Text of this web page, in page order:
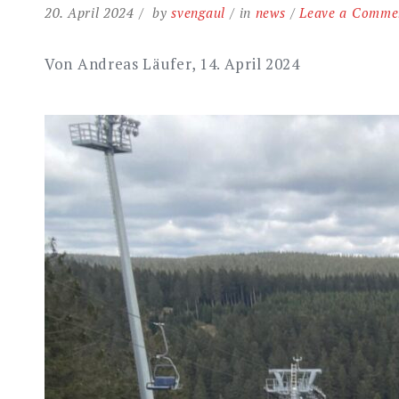
20. April 2024 bysvengaul in news Leave a
Von Andreas Läufer, 14. April 2024